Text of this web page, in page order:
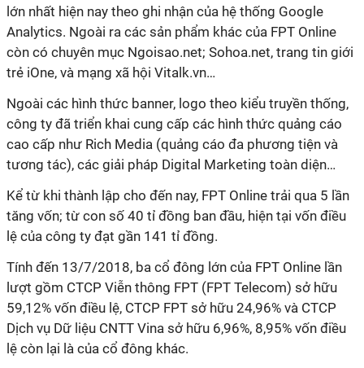
lớn nhất hiện nay theo ghi nhận của hệ thống Google
Analytics. Ngoài ra các sản phẩm khác của FPT Online
còn có chuyên mục Ngoisao.net; Sohoa.net, trang tin giới
trẻ iOne, và mạng xã hội Vitalk.vn…
Ngoài các hình thức banner, logo theo kiểu truyền thống,
công ty đã triển khai cung cấp các hình thức quảng cáo
cao cấp như Rich Media (quảng cáo đa phương tiện và
tương tác), các giải pháp Digital Marketing toàn diện…
Kể từ khi thành lập cho đến nay, FPT Online trải qua 5 lần
tăng vốn; từ con số 40 tỉ đồng ban đầu, hiện tại vốn điều
lệ của công ty đạt gần 141 tỉ đồng.
Tính đến 13/7/2018, ba cổ đông lớn của FPT Online lần
lượt gồm CTCP Viễn thông FPT (FPT Telecom) sở hữu
59,12% vốn điều lệ, CTCP FPT sở hữu 24,96% và CTCP
Dịch vụ Dữ liệu CNTT Vina sở hữu 6,96%, 8,95% vốn điều
lệ còn lại là của cổ đông khác.